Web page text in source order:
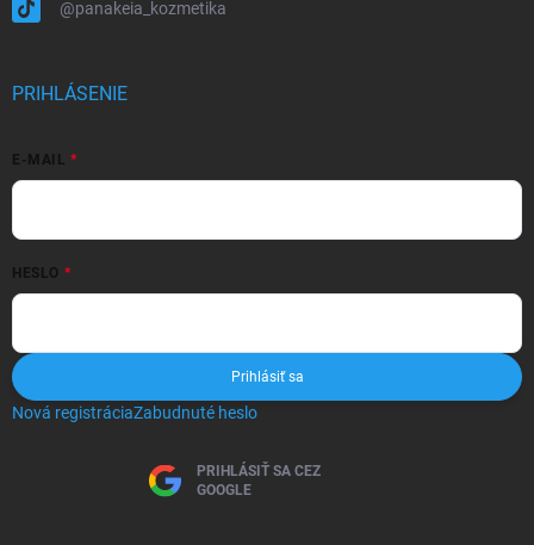
@panakeia_kozmetika
PRIHLÁSENIE
E-MAIL
HESLO
Prihlásiť sa
Nová registráciaZabudnuté heslo
PRIHLÁSIŤ SA CEZ
GOOGLE